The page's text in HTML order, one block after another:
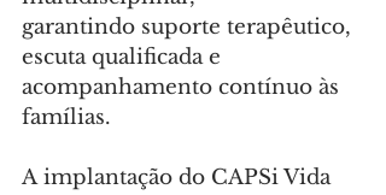
garantindo suporte terapêutico,
escuta qualificada e
acompanhamento contínuo às
famílias.
A implantação do CAPSi Vida